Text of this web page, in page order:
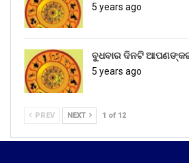
5 years ago
ବୁଧବାର ଦିନଟି
5 years ago
PREV NEXT 1 of 12